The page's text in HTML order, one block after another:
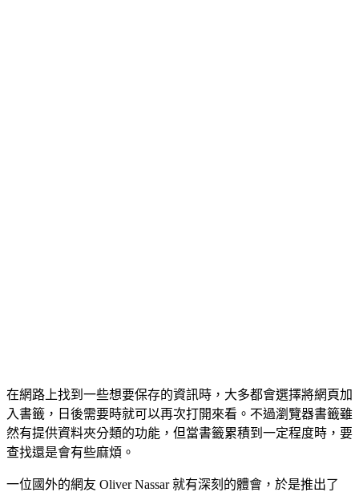
在網路上找到一些想要保存的資訊時，大多都會選擇將網頁加
入書籤，日後需要時就可以再次打開來看。不過瀏覽器書籤雖
然有提供資料夾分類的功能，但當書籤累積到一定程度時，要
查找還是會有些麻煩。
一位國外的網友 Oliver Nassar 就有深刻的體會，於是推出了